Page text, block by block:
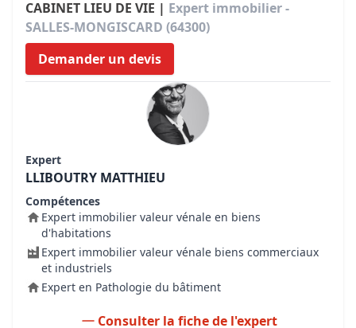
CABINET LIEU DE VIE | Expert immobilier -
SALLES-MONGISCARD (64300)
Demander un devis
Expert
LLIBOUTRY MATTHIEU
Compétences
Expert immobilier valeur vénale en biens
d'habitations
Expert immobilier valeur vénale biens commerciaux
et industriels
Expert en Pathologie du bâtiment
Consulter la fiche de l'expert